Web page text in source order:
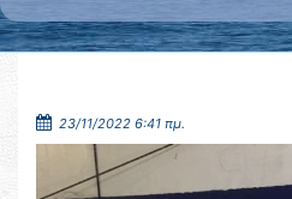
23/11/2022 6:41 πμ.